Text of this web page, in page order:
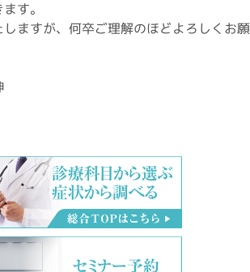
す。
ますが、何卒ご理解のほどよろしくお願